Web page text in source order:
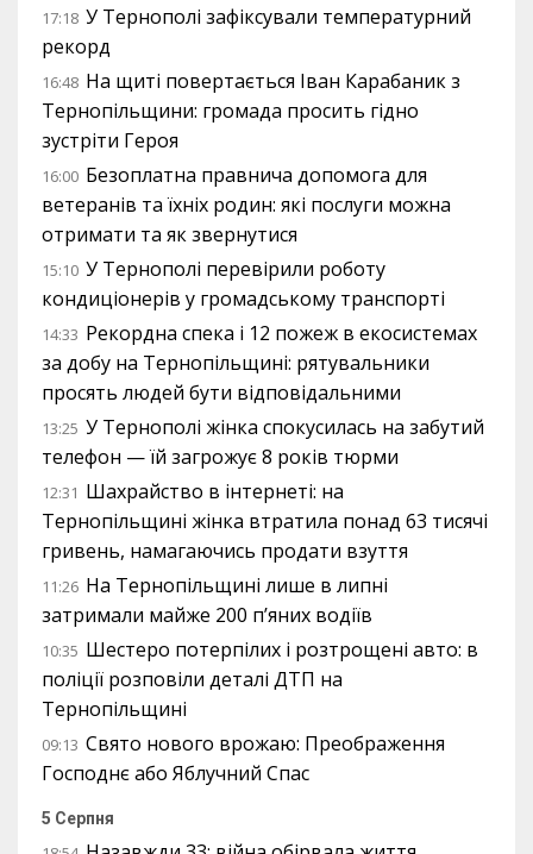
17:18 У Тернополі зафіксували температурний
рекорд
16:48 На щиті повертається Іван Карабаник з
Тернопільщини: громада просить гідно
зустріти Героя
16:00 Безоплатна правнича допомога для
ветеранів та їхніх родин: які послуги можна
отримати та як звернутися
15:10 У Тернополі перевірили роботу
кондиціонерів у громадському транспорті
14:33 Рекордна спека і 12 пожеж в екосистемах
за добу на Тернопільщині: рятувальники
просять людей бути відповідальними
13:25 У Тернополі жінка спокусилась на забутий
телефон — їй загрожує 8 років тюрми
12:31 Шахрайство в інтернеті: на
Тернопільщині жінка втратила понад 63 тисячі
гривень, намагаючись продати взуття
11:26 На Тернопільщині лише в липні
затримали майже 200 п’яних водіїв
10:35 Шестеро потерпілих і розтрощені авто: в
поліції розповіли деталі ДТП на
Тернопільщині
09:13 Свято нового врожаю: Преображення
Господнє або Яблучний Спас
5 Серпня